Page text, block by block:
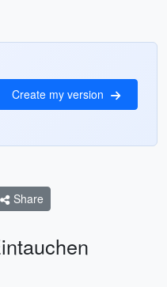
Create my version
Share